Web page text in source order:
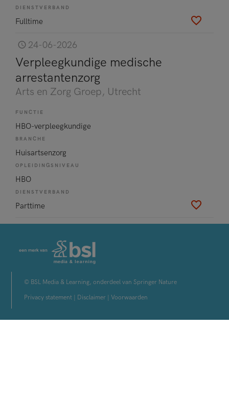
DIENSTVERBAND
Fulltime
24-06-2026
Verpleegkundige medische
arrestantenzorg
Arts en Zorg Groep, Utrecht
FUNCTIE
HBO-verpleegkundige
BRANCHE
Huisartsenzorg
OPLEIDINGSNIVEAU
HBO
DIENSTVERBAND
Parttime
© BSL Media & Learning, onderdeel van Springer Nature
Privacy statement
Disclaimer Voorwaarden